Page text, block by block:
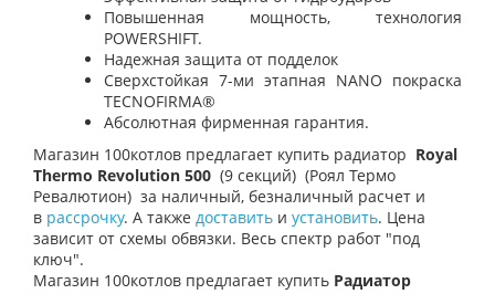
Повышенная мощность, технология
POWERSHIFT.
Надежная защита от подделок
Сверхстойкая 7-ми этапная NANO покраска
TECNOFIRMA®
Абсолютная фирменная гарантия.
Магазин 100котлов предлагает купить радиатор Royal
Thermo Revolution 500 (9 секций) (Роял Термо
Ревалютион) за наличный, безналичный расчет и
в рассрочку. А также доставить и установить. Цена
зависит от схемы обвязки. Весь спектр работ "под
ключ".
Магазин 100котлов предлагает купить Радиатор